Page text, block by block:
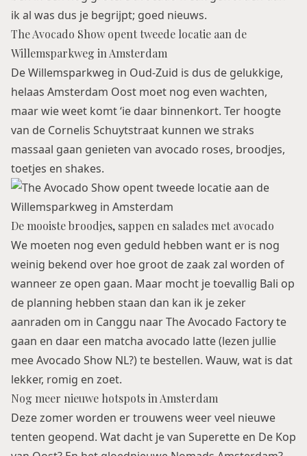
ik al was dus je begrijpt; goed nieuws.
The Avocado Show opent tweede locatie aan de
Willemsparkweg in Amsterdam
De Willemsparkweg in Oud-Zuid is dus de gelukkige,
helaas Amsterdam Oost moet nog even wachten,
maar wie weet komt ‘ie daar binnenkort. Ter hoogte
van de Cornelis Schuytstraat kunnen we straks
massaal gaan genieten van avocado roses, broodjes,
toetjes en shakes.
De mooiste broodjes, sappen en salades met avocado
We moeten nog even geduld hebben want er is nog
weinig bekend over hoe groot de zaak zal worden of
wanneer ze open gaan. Maar mocht je toevallig Bali op
de planning hebben staan dan kan ik je zeker
aanraden om in Canggu naarThe Avocado Factoryte
gaan en daar een matcha avocado latte (lezen jullie
mee Avocado Show NL?) te bestellen. Wauw, wat is dat
lekker, romig en zoet.
Nog meer nieuwe hotspots in Amsterdam
Deze zomer worden er trouwens weer veel nieuwe
tenten geopend. Wat dacht je van Superette en De Kop